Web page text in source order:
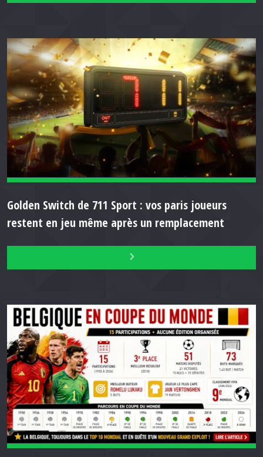
Golden Switch de 711 Sport : vos paris joueurs
restent en jeu même après un remplacement